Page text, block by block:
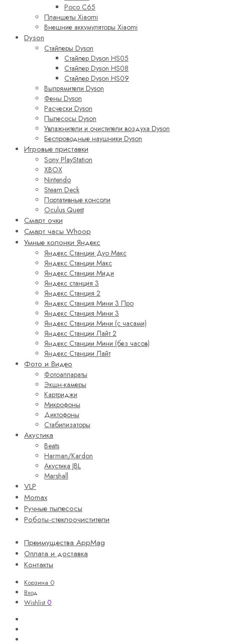
Poco C65
Планшеты Xiaomi
Внешние аккумуляторы Xiaomi
Dyson
Стайлеры Dyson
Стайлер Dyson HS05
Стайлер Dyson HS08
Стайлер Dyson HS09
Выпрямители Dyson
Фены Dyson
Расчески Dyson
Пылесосы Dyson
Увлажнители и очистители воздуха Dyson
Беспроводные наушники Dyson
Игровые приставки
Sony PlayStation
XBOX
Nintendo
Steam Deck
Портативные консоли
Oculus Quest
Смарт очки
Смарт часы Whoop
Умные колонки Яндекс
Яндекс Станции Дуо Макс
Яндекс Станции Макс
Яндекс Станции Миди
Яндекс станция 3
Яндекс Станция 2
Яндекс Станция Мини 3 Про
Яндекс Станция Мини 3
Яндекс Станции Мини (с часами)
Яндекс Станции Лайт 2
Яндекс Станции Мини (без часов)
Яндекс Станции Лайт
Фото и Видео
Фотоаппараты
Экшн-камеры
Картриджи
Микрофоны
Диктофоны
Стабилизаторы
Акустика
Beats
Harman/Kardon
Акустика JBL
Marshall
VLP
Momax
Ручные пылесосы
Роботы-стеклоочистители
Преимущества AppMag
Оплата и доставка
Контакты
Корзина 0
Вход
Wishlist 0